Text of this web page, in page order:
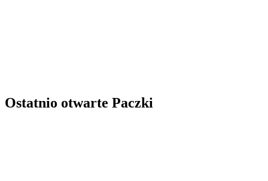
Ostatnio otwarte Paczki